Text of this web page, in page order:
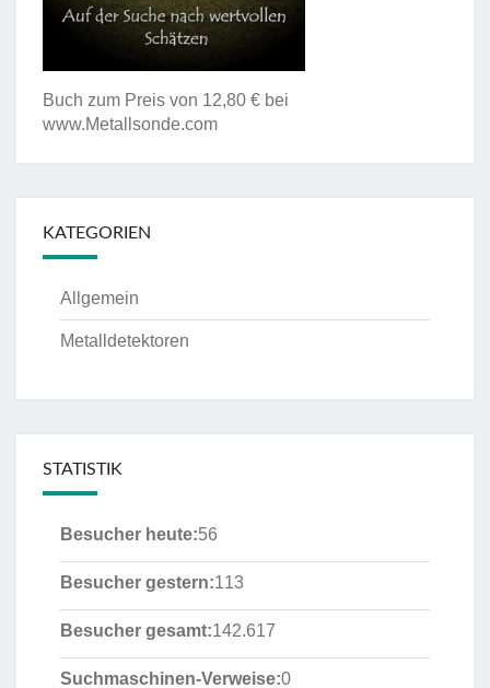
Buch zum Preis von 12,80 € bei
www.Metallsonde.com
KATEGORIEN
Allgemein
Metalldetektoren
STATISTIK
Besucher heute:56
Besucher gestern:113
Besucher gesamt:142.617
Suchmaschinen-Verweise:0